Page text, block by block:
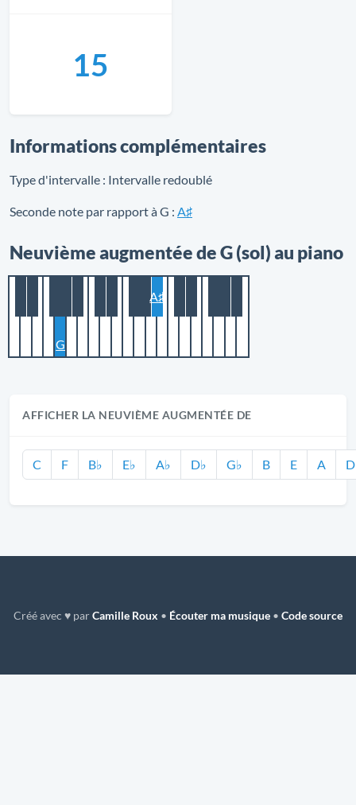
15
Informations complémentaires
Type d'intervalle : Intervalle redoublé
Seconde note par rapport à G : A♯
Neuvième augmentée de G (sol) au piano
G
A♯
AFFICHER LA NEUVIÈME AUGMENTÉE DE
C F B♭ E♭ A♭ D♭ G♭ B E A D
Créé avec ♥ parCamille Roux • Écouter ma musique • Code source